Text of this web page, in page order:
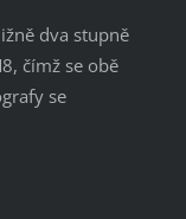
dva stupně
čímž se obě
se